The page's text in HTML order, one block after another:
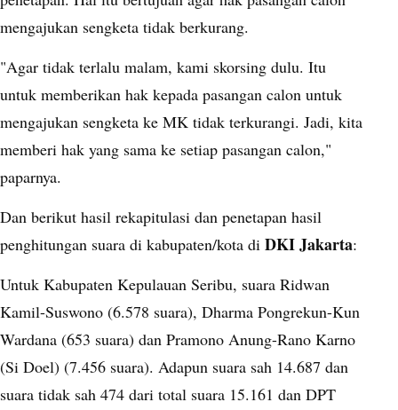
mengajukan sengketa tidak berkurang.
"Agar tidak terlalu malam, kami skorsing dulu. Itu
untuk memberikan hak kepada pasangan calon untuk
mengajukan sengketa ke MK tidak terkurangi. Jadi, kita
memberi hak yang sama ke setiap pasangan calon,"
paparnya.
Dan berikut hasil rekapitulasi dan penetapan hasil
penghitungan suara di kabupaten/kota di DKI Jakarta:
Untuk Kabupaten Kepulauan Seribu, suara Ridwan
Kamil-Suswono (6.578 suara), Dharma Pongrekun-Kun
Wardana (653 suara) dan Pramono Anung-Rano Karno
(Si Doel) (7.456 suara). Adapun suara sah 14.687 dan
suara tidak sah 474 dari total suara 15.161 dan DPT